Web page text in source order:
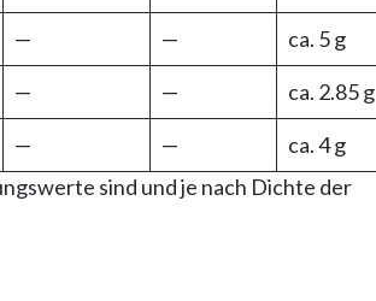
— —
ca. 5 g
— —
ca. 2.85 g
— —
ca. 4 g
sind und je nach Dichte der